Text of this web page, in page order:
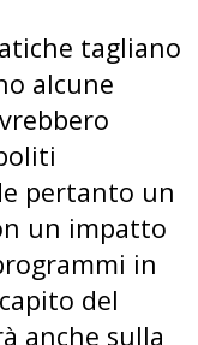
tagliano
alcune
pertanto un
un impatto
in
del
anche sulla